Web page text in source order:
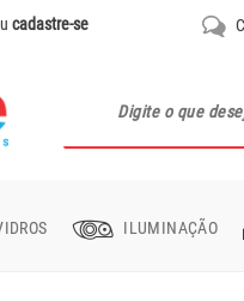
cadastre-se
ILUMINAÇÃO